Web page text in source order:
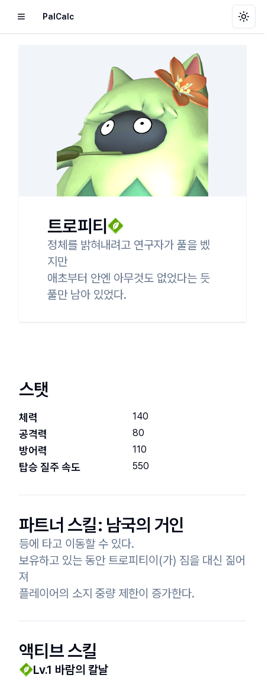
PalCalc
트로피티
정체를 밝혀내려고 연구자가 풀을 벴
지만
애초부터 안엔 아무것도 없었다는 듯
풀만 남아 있었다.
스탯
체력 140
공격력 80
방어력 110
탑승 질주 속도 550
파트너 스킬: 남국의 거인
등에 타고 이동할 수 있다.
보유하고 있는 동안 트로피티이(가) 짐을 대신 짊어
져
플레이어의 소지 중량 제한이 증가한다.
액티브 스킬
Lv.1 바람의 칼날